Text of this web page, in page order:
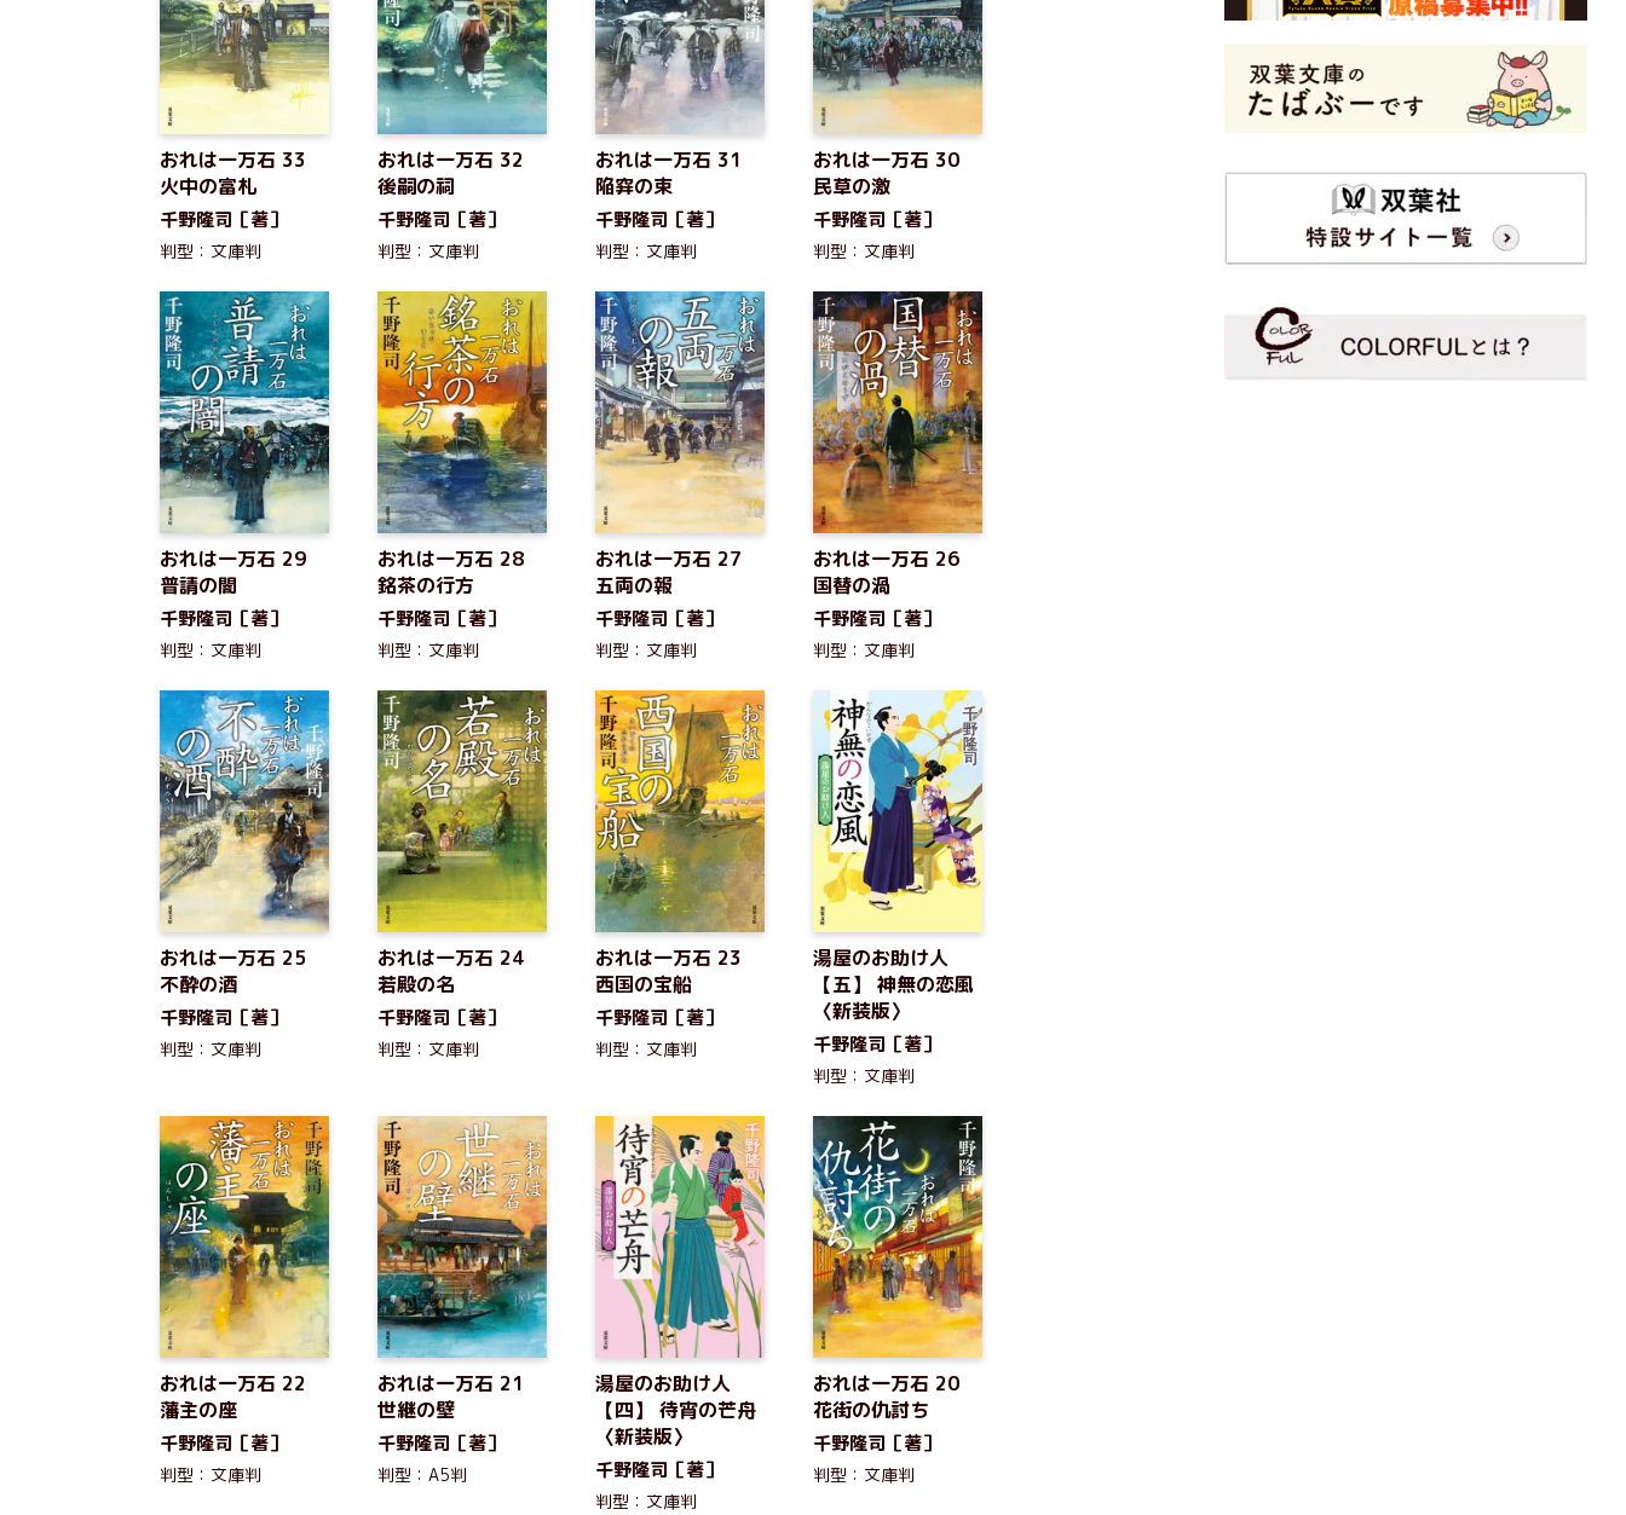
おれは一万石 33
火中の富札
千野隆司［著］
判型：文庫判
おれは一万石 32
後嗣の祠
千野隆司［著］
判型：文庫判
おれは一万石 31
陥穽の束
千野隆司［著］
判型：文庫判
おれは一万石 30
民草の激
千野隆司［著］
判型：文庫判
おれは一万石 29
普請の闇
千野隆司［著］
判型：文庫判
おれは一万石 28
銘茶の行方
千野隆司［著］
判型：文庫判
おれは一万石 27
五両の報
千野隆司［著］
判型：文庫判
おれは一万石 26
国替の渦
千野隆司［著］
判型：文庫判
おれは一万石 25
不酔の酒
千野隆司［著］
判型：文庫判
おれは一万石 24
若殿の名
千野隆司［著］
判型：文庫判
おれは一万石 23
西国の宝船
千野隆司［著］
判型：文庫判
湯屋のお助け人
【五】 神無の恋風
〈新装版〉
千野隆司［著］
判型：文庫判
おれは一万石 22
藩主の座
千野隆司［著］
判型：文庫判
おれは一万石 21
世継の壁
千野隆司［著］
判型：A5判
湯屋のお助け人
【四】 待宵の芒舟
〈新装版〉
千野隆司［著］
判型：文庫判
おれは一万石 20
花街の仇討ち
千野隆司［著］
判型：文庫判